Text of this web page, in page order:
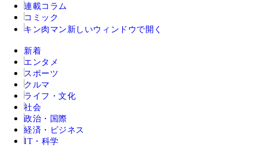
連載コラム
コミック
キン肉マン 新しいウィンドウで開く
新着
エンタメ
スポーツ
クルマ
ライフ・文化
社会
政治・国際
経済・ビジネス
IT・科学